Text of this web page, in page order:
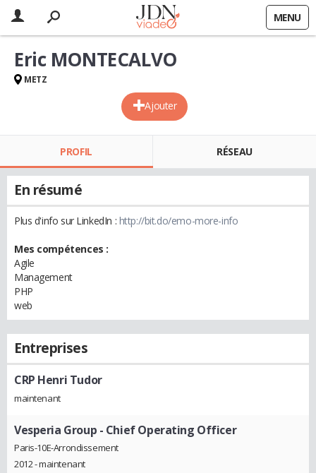
MENU
Ajouter
Eric MONTECALVO
METZ
PROFIL RÉSEAU
En résumé
Plus d'info sur LinkedIn : http://bit.do/emo-more-info
Mes compétences :
Agile
Management
PHP
web
Entreprises
CRP Henri Tudor
maintenant
Vesperia Group - Chief Operating Officer
Paris-10E-Arrondissement
2012 - maintenant